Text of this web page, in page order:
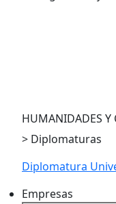
HUMANIDADES
> Diplomaturas
Diplomatura
Empresas